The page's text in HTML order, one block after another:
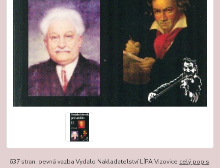
637 stran, pevná vazba Vydalo Nakladatelství LÍPA Vizovice celý popis